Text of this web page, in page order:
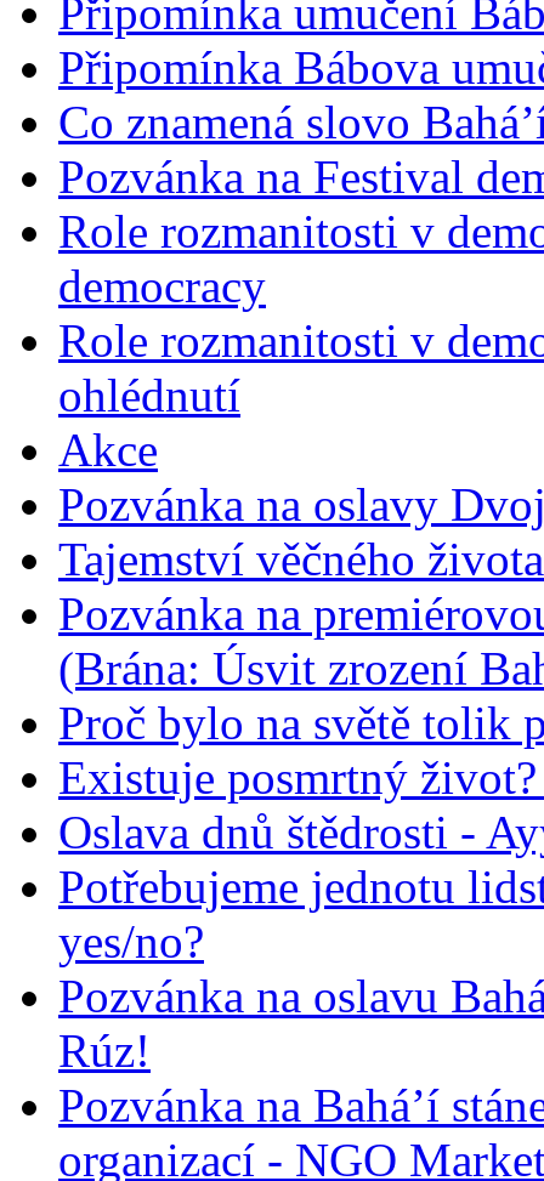
Připomínka umučení
Připomínka Bábova
Co znamená slovo
Pozvánka na Festival
Role rozmanitosti v
democracy
Role rozmanitosti v
ohlédnutí
Akce
Pozvánka na oslavy
Tajemství věčného života
Pozvánka na
(Brána: Úsvit zrození
Proč bylo na světě tolik
Existuje posmrtný
Oslava dnů štědrosti -
Potřebujeme jednotu
yes/no?
Pozvánka na oslavu
Rúz!
Pozvánka na Bahá’í
organizací - NGO